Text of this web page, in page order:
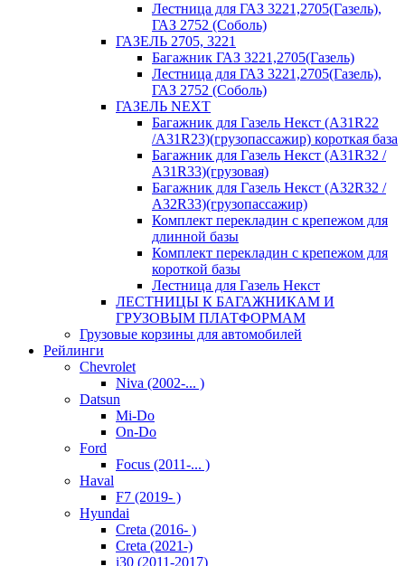
Лестница для ГАЗ 3221,2705(Газель),
ГАЗ 2752 (Соболь)
ГАЗЕЛЬ 2705, 3221
Багажник ГАЗ 3221,2705(Газель)
Лестница для ГАЗ 3221,2705(Газель),
ГАЗ 2752 (Соболь)
ГАЗЕЛЬ NEXT
Багажник для Газель Некст (A31R22
/A31R23)(грузопассажир) короткая база
Багажник для Газель Некст (A31R32 /
A31R33)(грузовая)
Багажник для Газель Некст (A32R32 /
A32R33)(грузопассажир)
Комплект перекладин с крепежом для
длинной базы
Комплект перекладин с крепежом для
короткой базы
Лестница для Газель Некст
ЛЕСТНИЦЫ К БАГАЖНИКАМ И
ГРУЗОВЫМ ПЛАТФОРМАМ
Грузовые корзины для автомобилей
Рейлинги
Chevrolet
Niva (2002-... )
Datsun
Mi-Do
On-Do
Ford
Focus (2011-... )
Haval
F7 (2019- )
Hyundai
Creta (2016- )
Creta (2021-)
i30 (2011-2017)